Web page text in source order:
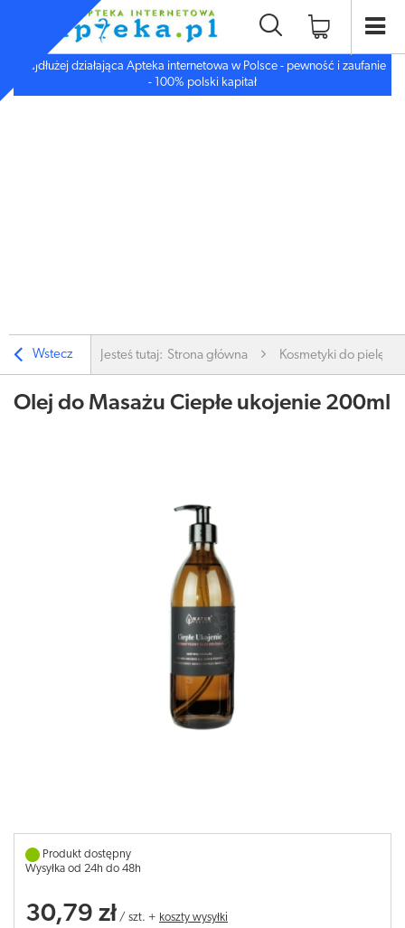
Najdłużej działająca Apteka internetowa w Polsce - pewność i zaufanie
- 100% polski kapitał
Wstecz Jesteś tutaj: Strona główna Kosmetyki do
Olej do Masażu Ciepłe ukojenie 200ml
Produkt dostępny
Wysyłka od 24h do 48h
30,79 zł / szt. + koszty wysyłki